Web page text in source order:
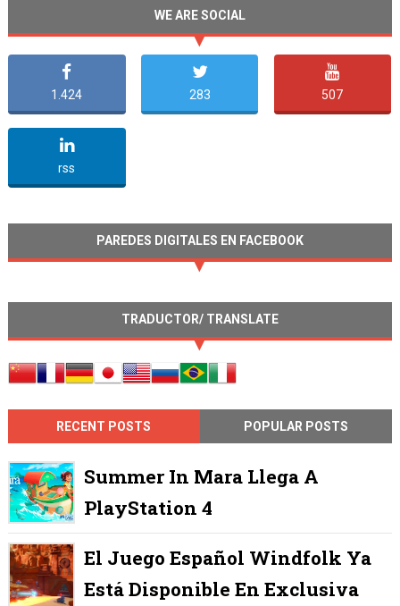
WE ARE SOCIAL
1.424 283 507
rss
PAREDES DIGITALES EN FACEBOOK
TRADUCTOR/ TRANSLATE
RECENT POSTS POPULAR POSTS
Summer In Mara Llega A
PlayStation 4
El Juego Español Windfolk Ya
Está Disponible En Exclusiva